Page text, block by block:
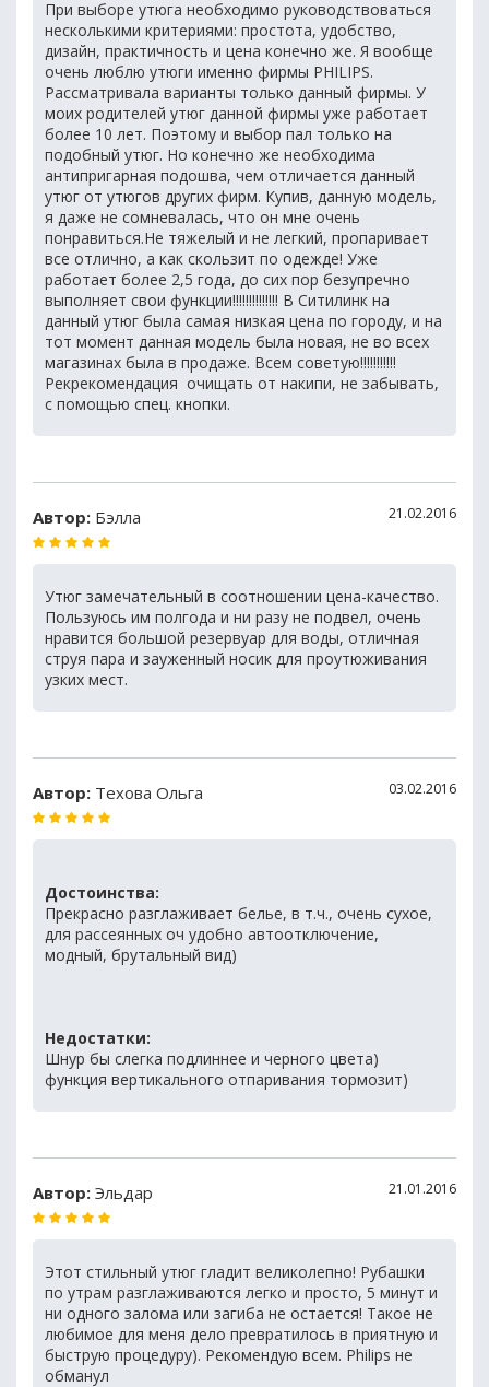
При выборе утюга необходимо руководствоваться
несколькими критериями: простота, удобство,
дизайн, практичность и цена конечно же. Я вообще
очень люблю утюги именно фирмы PHILIPS.
Рассматривала варианты только данный фирмы. У
моих родителей утюг данной фирмы уже работает
более 10 лет. Поэтому и выбор пал только на
подобный утюг. Но конечно же необходима
антипригарная подошва, чем отличается данный
утюг от утюгов других фирм. Купив, данную модель,
я даже не сомневалась, что он мне очень
понравиться.Не тяжелый и не легкий, пропаривает
все отлично, а как скользит по одежде! Уже
работает более 2,5 года, до сих пор безупречно
выполняет свои функции!!!!!!!!!!!!!! В Ситилинк на
данный утюг была самая низкая цена по городу, и на
тот момент данная модель была новая, не во всех
магазинах была в продаже. Всем советую!!!!!!!!!!!
Рекрекомендация  очищать от накипи, не забывать,
с помощью спец. кнопки.
Автор: Бэлла 21.02.2016
Утюг замечательный в соотношении цена-качество.
Пользуюсь им полгода и ни разу не подвел, очень
нравится большой резервуар для воды, отличная
струя пара и зауженный носик для проутюживания
узких мест.
Автор: Техова Ольга 03.02.2016
Достоинства:
Прекрасно разглаживает белье, в т.ч., очень сухое,
для рассеянных оч удобно автоотключение,
модный, брутальный вид)
Недостатки:
Шнур бы слегка подлиннее и черного цвета)
функция вертикального отпаривания тормозит)
Автор: Эльдар 21.01.2016
Этот стильный утюг гладит великолепно! Рубашки
по утрам разглаживаются легко и просто, 5 минут и
ни одного залома или загиба не остается! Такое не
любимое для меня дело превратилось в приятную и
быструю процедуру). Рекомендую всем. Philips не
обманул